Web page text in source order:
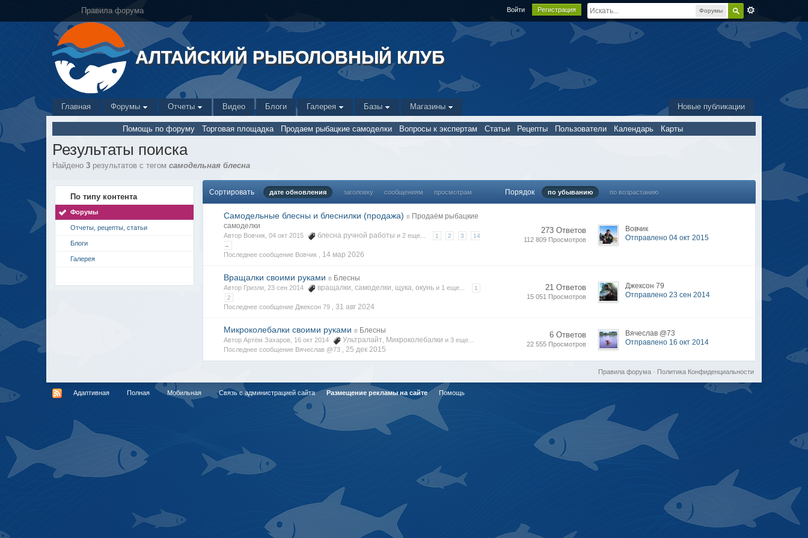
Форумы
Правила форума Войти Регистрация
АЛТАЙСКИЙ РЫБОЛОВНЫЙ КЛУБ
Новые публикации
Главная Форумы Отчеты Видео Блоги Галерея Базы Магазины
Помощь по форуму Торговая площадка Продаем рыбацкие самоделки Вопросы к экспертам Статьи Рецепты Пользователи Календарь Карты
Результаты поиска
Найдено3 результатов с тегомсамодельная блесна
По типу контента
Форумы
Отчеты, рецепты, статьи
Блоги
Галерея
Сортировать дате обновления заголовку сообщениям просмотрам Порядок по убыванию по возрастанию
Самодельные блесны и блеснилки (продажа) в Продаём рыбацкие
самоделки
Автор Вовчик, 04 окт 2015 блесна ручной работы и 2 еще... 1 2 3
14
→
Последнее сообщение Вовчик , 14 мар 2026
273 Ответов
112 809 Просмотров
Вовчик
Отправлено 04 окт 2015
Вращалки своими руками в Блесны
Автор Гризли, 23 сен 2014 вращалки ,самоделки щука ,окунь и 1 еще...
1
2
Последнее сообщение Джексон 79 ,31 авг 2024
21 Ответов
15 051 Просмотров
Джексон 79
Отправлено 23 сен 2014
Микроколебалки своими руками в Блесны
Автор Артём Захаров, 16 окт 2014 Ультралайт Микроколебалки и 3 еще...
Последнее сообщение Вячеслав @73 , 25 дек 2015
6 Ответов
22 555 Просмотров
Вячеслав @73
Отправлено 16 окт 2014
Политика Конфиденциальности
Правила форума·
Адаптивная Полная Мобильная Связь с администрацией сайта Размещение рекламы на сайте Помощь